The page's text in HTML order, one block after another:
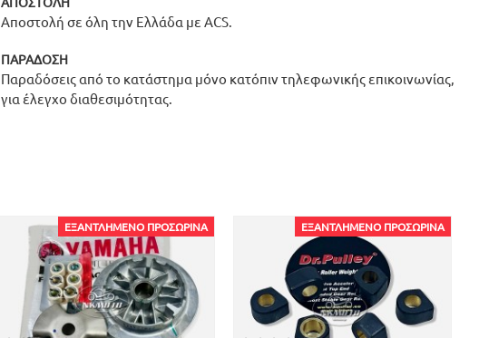
Αποστολή σε όλη την Ελλάδα με ACS.
ΠΑΡΆΔΟΣΗ
Παραδόσεις από το κατάστημα μόνο κατόπιν τηλεφωνικής επικοινωνίας,
για έλεγχο διαθεσιμότητας.
ΕΞΑΝΤΛΗΜΈΝΟ ΠΡΟΣΩΡΙΝΆ ΕΞΑΝΤΛΗΜΈΝΟ ΠΡΟΣΩΡΙΝΆ